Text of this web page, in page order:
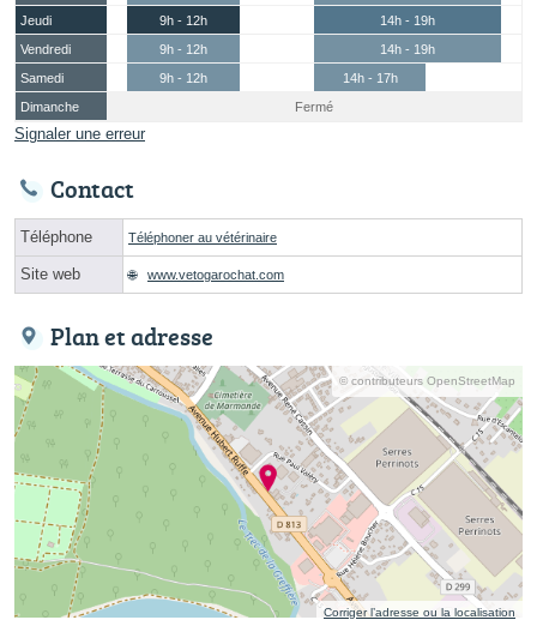
Jeudi
9h - 12h
14h - 19h
Vendredi
9h - 12h
14h - 19h
Samedi
9h - 12h
14h - 17h
Dimanche
Fermé
Signaler une erreur
Contact
Téléphone Téléphoner au vétérinaire
Site web www.vetogarochat.com
Plan et adresse
© contributeurs OpenStreetMap
Corriger l’adresse ou la localisation